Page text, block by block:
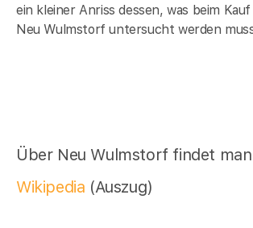
ein kleiner Anriss dessen, was beim
Neu Wulmstorf untersucht werden
Über Neu Wulmstorf findet
Wikipedia (Auszug)